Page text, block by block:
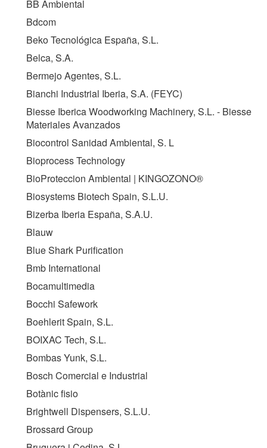
BB Ambiental
Bdcom
Beko Tecnológica España, S.L.
Belca, S.A.
Bermejo Agentes, S.L.
Bianchi Industrial Iberia, S.A. (FEYC)
Biesse Iberica Woodworking Machinery, S.L. - Biesse
Materiales Avanzados
Biocontrol Sanidad Ambiental, S. L
Bioprocess Technology
BioProteccion Ambiental | KINGOZONO®
Biosystems Biotech Spain, S.L.U.
Bizerba Iberia España, S.A.U.
Blauw
Blue Shark Purification
Bmb International
Bocamultimedia
Bocchi Safework
Boehlerit Spain, S.L.
BOIXAC Tech, S.L.
Bombas Yunk, S.L.
Bosch Comercial e Industrial
Botànic fisio
Brightwell Dispensers, S.L.U.
Brossard Group